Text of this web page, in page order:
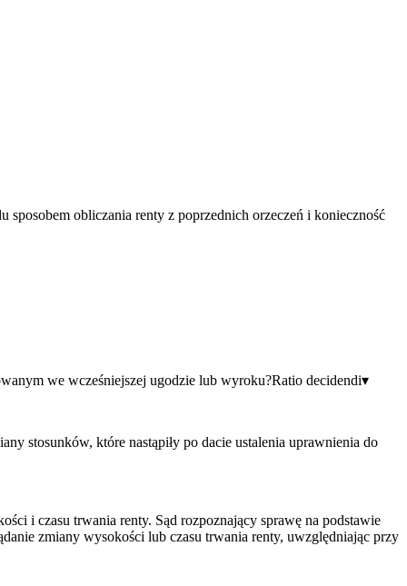
obliczania renty z poprzednich orzeczeń i konieczność
we wcześniejszej ugodzie lub wyroku?Ratio decidendi▾
stosunków, które nastąpiły po dacie ustalenia uprawnienia do
i czasu trwania renty. Sąd rozpoznający sprawę na podstawie
zmiany wysokości lub czasu trwania renty, uwzględniając przy